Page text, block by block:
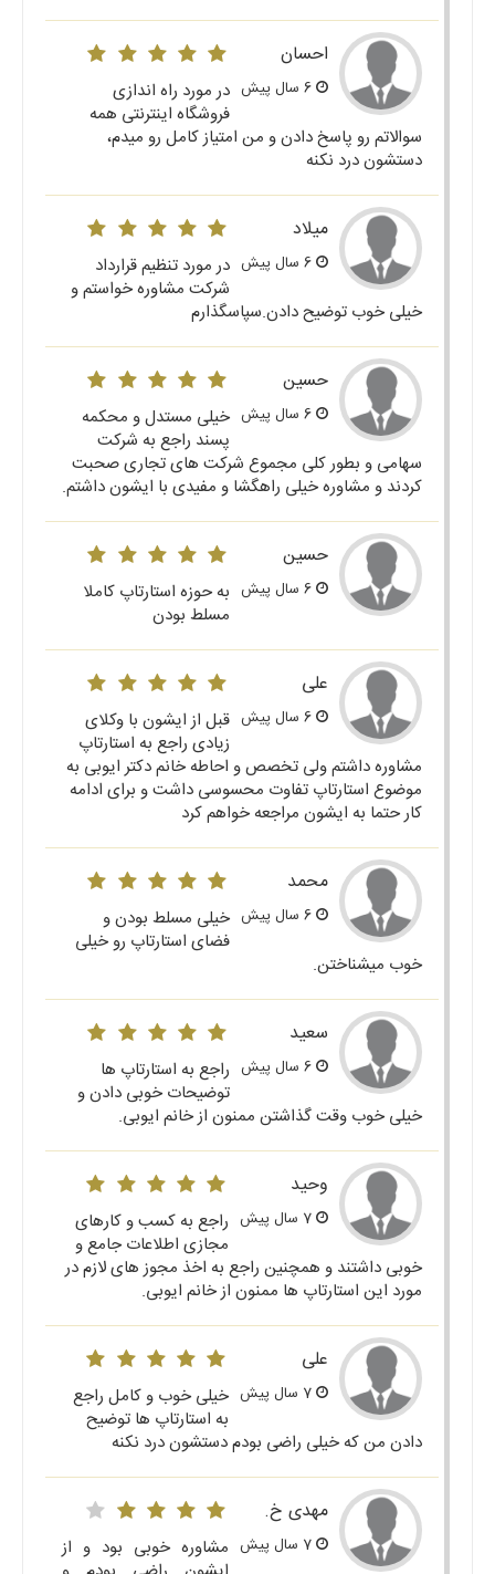
احسان
در مورد راه اندازی
فروشگاه اینترنتی همه
سوالاتم رو پاسخ دادن و من امتیاز کامل رو میدم،
دستشون درد نکنه
میلاد
در مورد تنظیم قرارداد
شرکت مشاوره خواستم و
خیلی خوب توضیح دادن.سپاسگذارم
حسین
خیلی مستدل و محکمه
پسند راجع به شرکت
سهامی و بطور کلی مجموع شرکت های تجاری صحبت
کردند و مشاوره خیلی راهگشا و مفیدی با ایشون داشتم.
حسین
به حوزه استارتاپ کاملا
مسلط بودن
علی
قبل از ایشون با وکلای
زیادی راجع به استارتاپ
مشاوره داشتم ولی تخصص و احاطه خانم دکتر ایوبی به
موضوع استارتاپ تفاوت محسوسی داشت و برای ادامه
کار حتما به ایشون مراجعه خواهم کرد
محمد
خیلی مسلط بودن و
فضای استارتاپ رو خیلی
خوب میشناختن.
سعید
راجع به استارتاپ ها
توضیحات خوبی دادن و
خیلی خوب وقت گذاشتن ممنون از خانم ایوبی.
وحید
راجع به کسب و کارهای
مجازی اطلاعات جامع و
خوبی داشتند و همچنین راجع به اخذ مجوز های لازم در
مورد این استارتاپ ها ممنون از خانم ایوبی.
علی
خیلی خوب و کامل راجع
به استارتاپ ها توضیح
دادن من که خیلی راضی بودم دستشون درد نکنه
مهدی خ.
مشاوره خوبی بود و از